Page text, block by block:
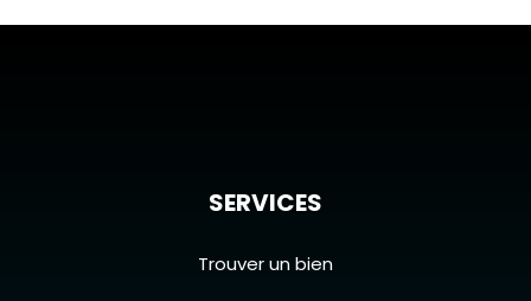
SERVICES
Trouver un bien